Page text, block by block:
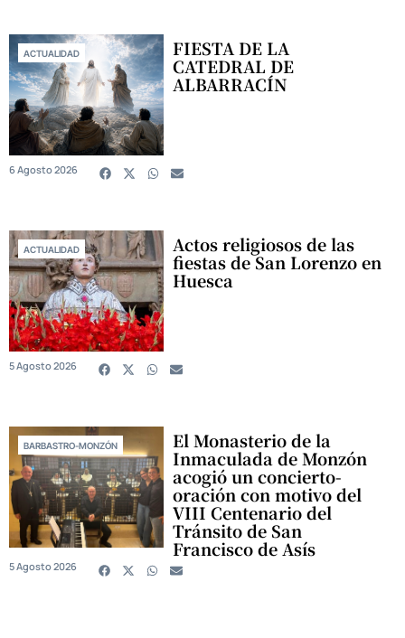
ACTUALIDAD FIESTA DE LA
CATEDRAL DE
ALBARRACÍN
6 Agosto 2026
ACTUALIDAD Actos religiosos de las
fiestas de San Lorenzo en
Huesca
5 Agosto 2026
BARBASTRO-MONZÓN El Monasterio de la
Inmaculada de Monzón
acogió un concierto-
oración con motivo del
VIII Centenario del
Tránsito de San
Francisco de Asís
5 Agosto 2026